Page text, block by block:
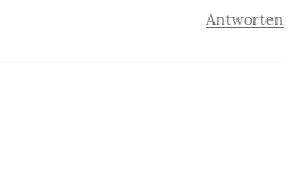
Antworten